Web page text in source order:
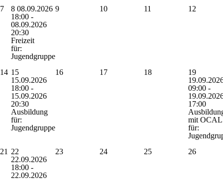
7 8 08.09.2026
18:00 -
08.09.2026
20:30
Freizeit
für:
Jugendgruppe
9 10 11 12
14 15
15.09.2026
18:00 -
15.09.2026
20:30
Ausbildung
für:
Jugendgruppe
16 17 18
19
09:00 -
17:00
mit OCAL
für:
21 22
22.09.2026
18:00 -
22.09.2026
23 24 25 26